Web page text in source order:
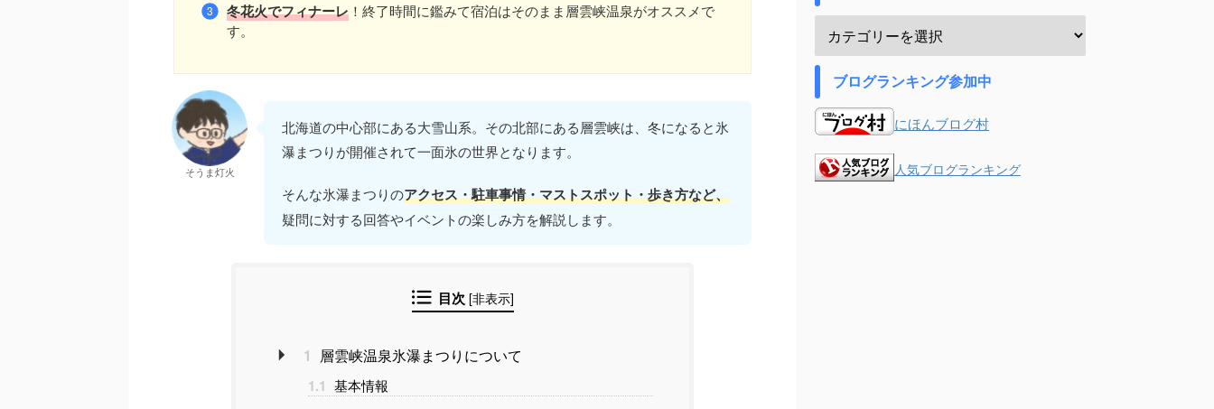
冬花火でフィナーレ！終了時間に鑑みて宿泊はそのまま層雲峡温泉がオススメで
す。
そうま灯火
北海道の中心部にある大雪山系。その北部にある層雲峡は、冬になると氷
瀑まつりが開催されて一面氷の世界となります。
そんな氷瀑まつりのアクセス・駐車事情・マストスポット・歩き方など、
疑問に対する回答やイベントの楽しみ方を解説します。
目次 [非表示]
1 層雲峡温泉氷瀑まつりについて
1.1 基本情報
ブログランキング参加中
にほんブログ村
人気ブログランキング